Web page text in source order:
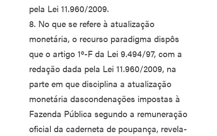
pela Lei 11.960/2009.
8. No que se refere à atualização
monetária, o recurso paradigma dispôs
que o artigo 1º-F da Lei 9.494/97, com a
redação dada pela Lei 11.960/2009, na
parte em que disciplina a atualização
monetária dascondenações impostas à
Fazenda Pública segundo a remuneração
oficial da caderneta de poupança, revela-